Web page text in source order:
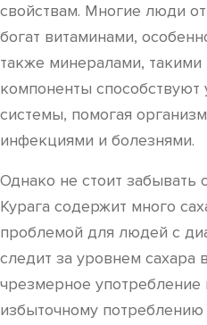
свойствам. Многие люди
богат витаминами,
также минералами, такими
компоненты
системы, помогая
инфекциями и болезнями.
Однако не стоит
Курага содержит много
проблемой для людей с
следит за уровнем сахара
чрезмерное употребление
избыточному